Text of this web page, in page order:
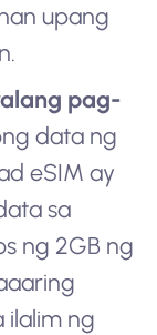
upang
pag-
data ng
eSIM ay
sa
ng 2GB ng
ilalim ng